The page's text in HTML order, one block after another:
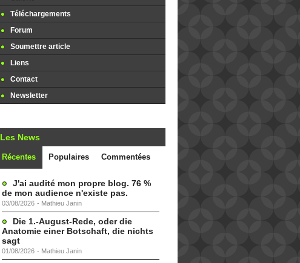
Téléchargements
Forum
Soumettre article
Liens
Contact
Newsletter
Les News
Récentes Populaires Commentées
J'ai audité mon propre blog. 76 %
de mon audience n'existe pas.
03/08/2026 - Mathieu Janin
Die 1.-August-Rede, oder die
Anatomie einer Botschaft, die nichts
sagt
01/08/2026 - Mathieu Janin